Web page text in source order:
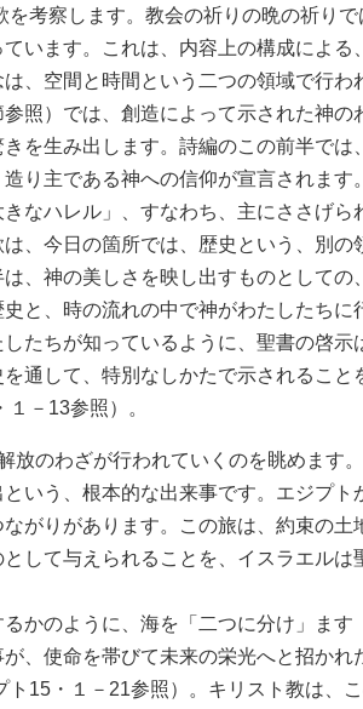
考察します。教会の祈りの晩の祈りで
います。これは、内容上の構成による
、空間と時間という二つの領域で行わ
照）では、創造によって示された神の
を生み出します。詩編のこの前半では
り主である神への信仰が宣言されます
なハレル」、すなわち、主にささげら
、今日の箇所では、歴史という、別の
、神の美しさを映し出すものとしての
と、時の流れの中で神がわたしたちに
たちが知っているように、聖書の啓示
通して、特別なしかたで示されること
－13参照）。
のわざが行われていくのを眺めます
いう、根本的な出来事です。エジプト
がりがあります。この旅は、約束の土
して与えられることを、イスラエルは
かのように、海を「二つに分け」ます
、使命を帯びて未来の栄光へと招かれ
15・１－21参照）。キリスト教は、